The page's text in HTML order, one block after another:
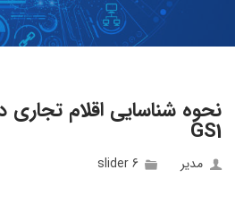
نحوه شناسایی اقلام
GS1
مدیر slider 6